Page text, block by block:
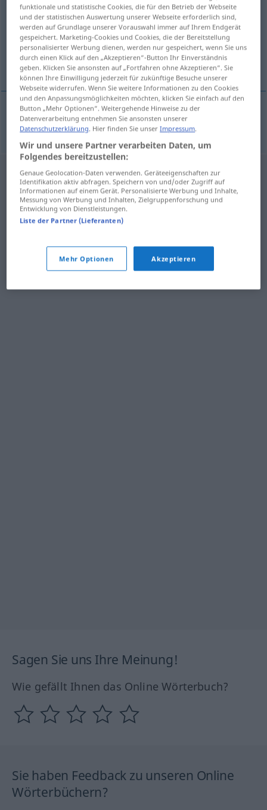
Übersicht aller Übersetzungen
(Für mehr Details die Übersetzung anklicken/antippen)
Schmerz
Schmerzm bol
Sagen Sie uns Ihre Meinung!
Wie gefällt Ihnen das Online Wörterbuch?
Sie haben Feedback zu unseren Online
Wörterbüchern?
funktionale und statistische Cookies, die für den Betrieb der Webseite
und der statistischen Auswertung unserer Webseite erforderlich sind,
werden auf Grundlage unserer Vorauswahl immer auf Ihrem Endgerät
gespeichert. Marketing-Cookies und Cookies, die der Bereitstellung
personalisierter Werbung dienen, werden nur gespeichert, wenn Sie uns
durch einen Klick auf den „Akzeptieren“-Button Ihr Einverständnis
geben. Klicken Sie ansonsten auf „Fortfahren ohne Akzeptieren“. Sie
können Ihre Einwilligung jederzeit für zukünftige Besuche unserer
Webseite widerrufen. Wenn Sie weitere Informationen zu den Cookies
und den Anpassungsmöglichkeiten möchten, klicken Sie einfach auf den
Button „Mehr Optionen“. Weitergehende Hinweise zu der
Datenverarbeitung entnehmen Sie ansonsten unserer
Datenschutzerklärung. Hier finden Sie unserImpressum.
Wir und unsere Partner verarbeiten Daten, um
Folgendes bereitzustellen:
Genaue Geolocation-Daten verwenden. Geräteeigenschaften zur
Identifikation aktiv abfragen. Speichern von und/oder Zugriff auf
Informationen auf einem Gerät. Personalisierte Werbung und Inhalte,
Messung von Werbung und Inhalten, Zielgruppenforschung und
Entwicklung von Dienstleistungen.
Liste der Partner (Lieferanten)
Mehr Optionen Akzeptieren